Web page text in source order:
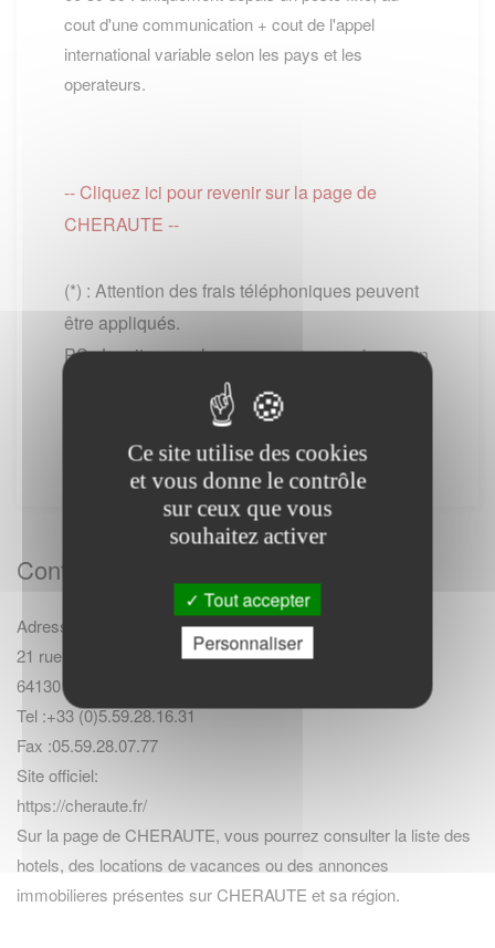
cout d'une communication + cout de l'appel
international variable selon les pays et les
operateurs.
-- Cliquez ici pour revenir sur la page de
CHERAUTE --
(*) : Attention des frais téléphoniques peuvent
être appliqués.
PS : Le site www.lescommunes.com n'a aucun
Service public
simplement de vous connecter à leur site
internet. Il ne fournit aucune prestation.
Contact Mairie
Adresse :
21 rue de la Soule
64130 CHERAUTE
Tel :+33 (0)5.59.28.16.31
Fax :05.59.28.07.77
Site officiel:
https://cheraute.fr/
Sur la page de CHERAUTE, vous pourrez consulter la liste des
hotels, des locations de vacances ou des annonces
immobilieres présentes sur CHERAUTE et sa région.
Ce site utilise des cookies
et vous donne le contrôle
sur ceux que vous
souhaitez activer
Tout accepter
Personnaliser